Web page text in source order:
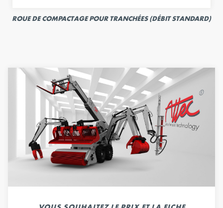
ROUE DE COMPACTAGE POUR TRANCHÉES (DÉBIT STANDARD)